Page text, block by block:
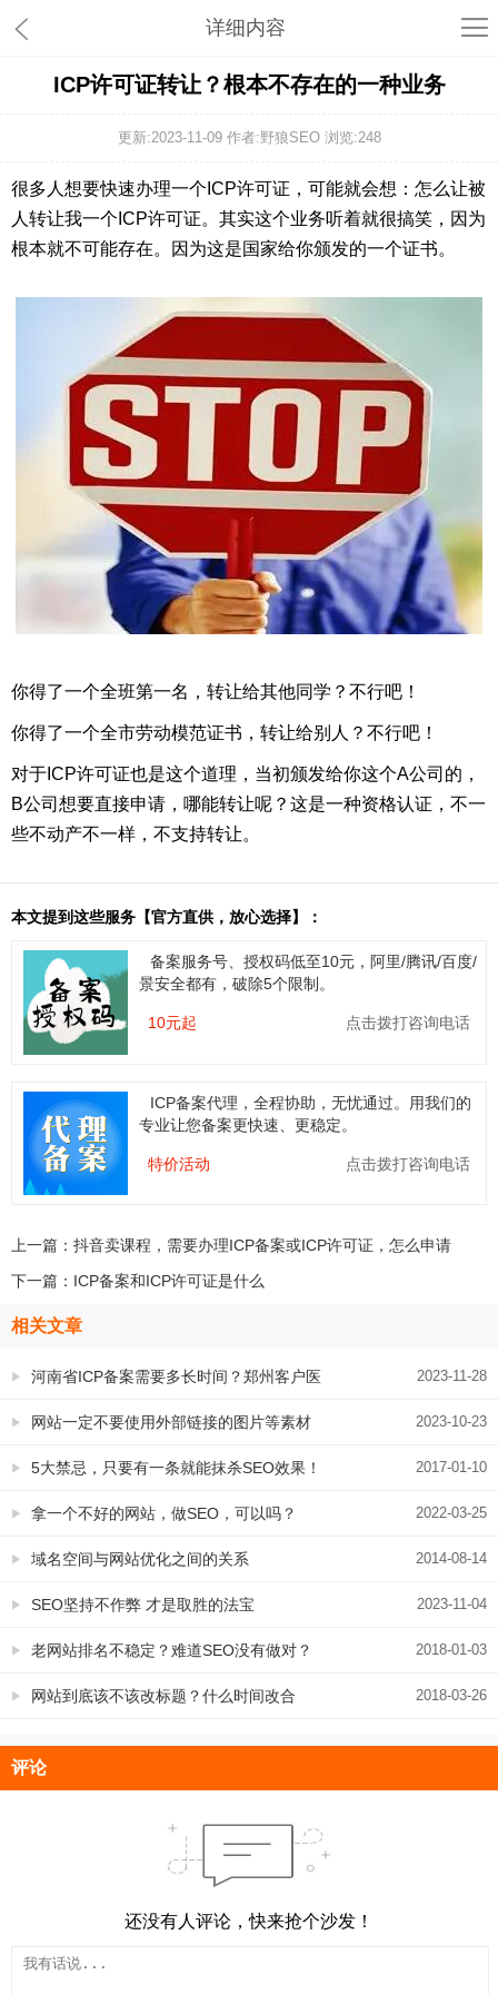
详细内容
ICP许可证转让？根本不存在的一种业务
更新:2023-11-09 作者:野狼SEO 浏览:248
很多人想要快速办理一个ICP许可证，可能就会想：怎么让被
人转让我一个ICP许可证。其实这个业务听着就很搞笑，因为
根本就不可能存在。因为这是国家给你颁发的一个证书。
你得了一个全班第一名，转让给其他同学？不行吧！
你得了一个全市劳动模范证书，转让给别人？不行吧！
对于ICP许可证也是这个道理，当初颁发给你这个A公司的，
B公司想要直接申请，哪能转让呢？这是一种资格认证，不一
些不动产不一样，不支持转让。
本文提到这些服务【官方直供，放心选择】：
备案服务号、授权码低至10元，阿里/腾讯/百度/
景安全都有，破除5个限制。
10元起 点击拨打咨询电话
ICP备案代理，全程协助，无忧通过。用我们的
专业让您备案更快速、更稳定。
特价活动 点击拨打咨询电话
上一篇： 抖音卖课程，需要办理ICP备案或ICP许可证，怎么申请
下一篇： ICP备案和ICP许可证是什么
相关文章
2023-11-28
河南省ICP备案需要多长时间？郑州客户医
疗健康行业ICP备案代办已通过 5个工作日 2023-10-23
网站一定不要使用外部链接的图片等素材
2017-01-10
5大禁忌，只要有一条就能抹杀SEO效果！
看完都惊呆了！ 2022-03-25
拿一个不好的网站，做SEO，可以吗？
2014-08-14
域名空间与网站优化之间的关系
2023-11-04
SEO坚持不作弊 才是取胜的法宝
2018-01-03
老网站排名不稳定？难道SEO没有做对？
2018-03-26
网站到底该不该改标题？什么时间改合
评论
还没有人评论，快来抢个沙发！